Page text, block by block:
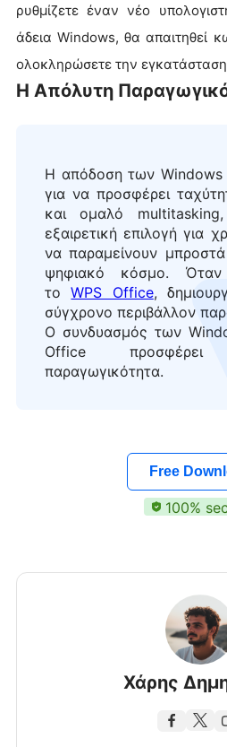
ρυθμίζετε έναν νέο
άδεια Windows, θα απαιτηθεί
ολοκληρώσετε την
Η Απόλυτη
Η απόδοση των Windows
για να προσφέρει
και ομαλό
εξαιρετική επιλογή για
να παραμείνουν
ψηφιακό κόσμο. Όταν
τοWPS Office,
σύγχρονο περιβάλλον
Ο συνδυασμός των
Office
παραγωγικότητα.
Free
100%
Χάρης